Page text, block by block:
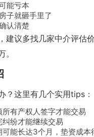
能亏本
子就砸手里了
认清楚
建议多找几家中介评估
？这里有几个实用tips：
有产权人签字才能交易
纷才能继续交易
能长达3个月，垫资成本